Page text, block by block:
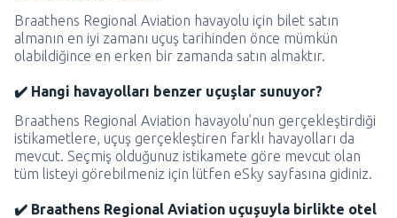
Braathens Regional Aviation havayolu için bilet satın
almanın en iyi zamanı uçuş tarihinden önce mümkün
olabildiğince en erken bir zamanda satın almaktır.
✔️ Hangi havayolları benzer uçuşlar sunuyor?
Braathens Regional Aviation havayolu’nun gerçekleştirdiği
istikametlere, uçuş gerçekleştiren farklı havayolları da
mevcut. Seçmiş olduğunuz istikamete göre mevcut olan
tüm listeyi görebilmeniz için lütfen eSky sayfasına gidiniz.
✔️ Braathens Regional Aviation uçuşuyla birlikte otel